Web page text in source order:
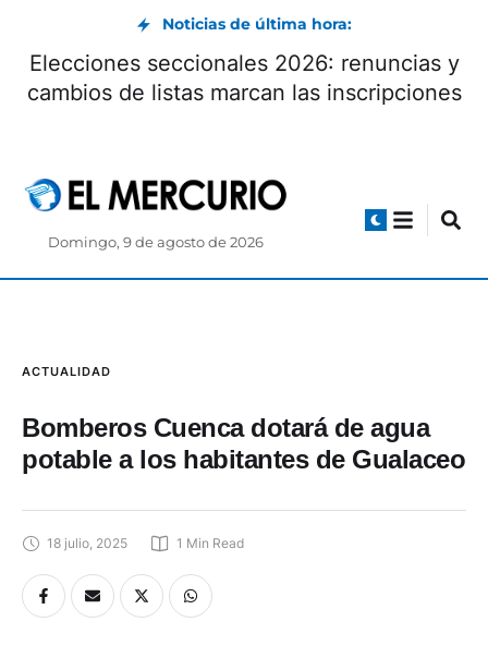
Noticias de última hora:
Elecciones seccionales 2026: renuncias y
cambios de listas marcan las inscripciones
Domingo, 9 de agosto de 2026
ACTUALIDAD
Bomberos Cuenca dotará de agua
potable a los habitantes de Gualaceo
18 julio, 2025 1 Min Read